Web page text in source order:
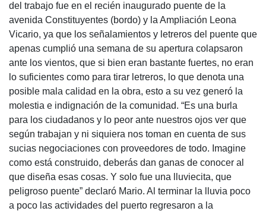
del trabajo fue en el recién inaugurado puente de la
avenida Constituyentes (bordo) y la Ampliación Leona
Vicario, ya que los señalamientos y letreros del puente que
apenas cumplió una semana de su apertura colapsaron
ante los vientos, que si bien eran bastante fuertes, no eran
lo suficientes como para tirar letreros, lo que denota una
posible mala calidad en la obra, esto a su vez generó la
molestia e indignación de la comunidad. “Es una burla
para los ciudadanos y lo peor ante nuestros ojos ver que
según trabajan y ni siquiera nos toman en cuenta de sus
sucias negociaciones con proveedores de todo. Imagine
como está construido, deberás dan ganas de conocer al
que diseña esas cosas. Y solo fue una lluviecita, que
peligroso puente” declaró Mario. Al terminar la lluvia poco
a poco las actividades del puerto regresaron a la